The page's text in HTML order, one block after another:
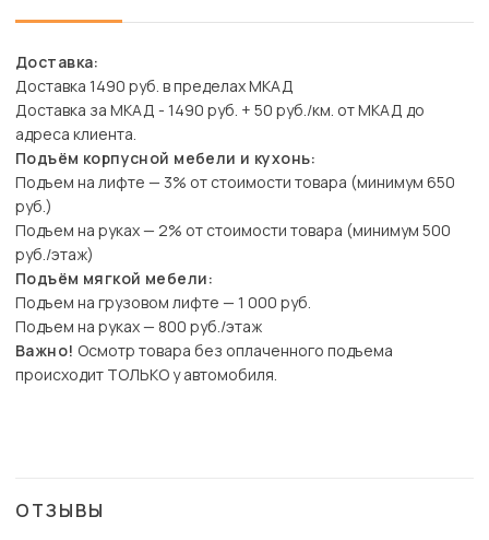
Доставка:
Доставка 1490 руб. в пределах МКАД
Доставка за МКАД - 1490 руб. + 50 руб./км. от МКАД до
адреса клиента.
Подъём корпусной мебели и кухонь:
Подъем на лифте — 3% от стоимости товара (минимум 650
руб.)
Подъем на руках — 2% от стоимости товара (минимум 500
руб./этаж)
Подъём мягкой мебели:
Подъем на грузовом лифте — 1 000 руб.
Подъем на руках — 800 руб./этаж
Важно! Осмотр товара без оплаченного подъема
происходит ТОЛЬКО у автомобиля.
ОТЗЫВЫ